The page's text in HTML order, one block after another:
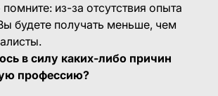
из-за отсутствия опыта
будете получать меньше, чем
в силу каких-либо причин
профессию?